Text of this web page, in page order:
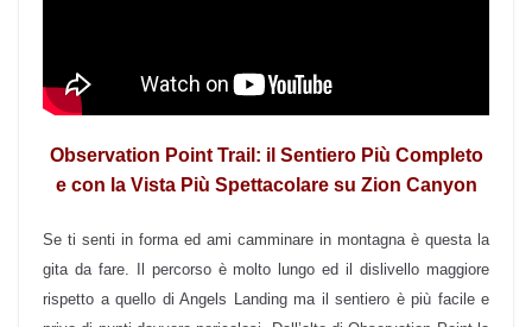
Observation Point Trail: il Sentiero Più Completo
e con la Vista Più Spettacolare su Zion Canyon
Se ti senti in forma ed ami camminare in montagna è questa la
gita da fare. Il percorso è molto lungo ed il dislivello maggiore
rispetto a quello di Angels Landing ma il sentiero è più facile e